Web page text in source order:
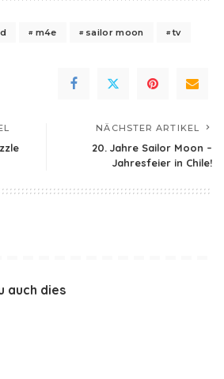
m4e sailor moon tv
NÄCHSTER ARTIKEL
20. Jahre Sailor Moon –
Jahresfeier in Chile!
auch dies